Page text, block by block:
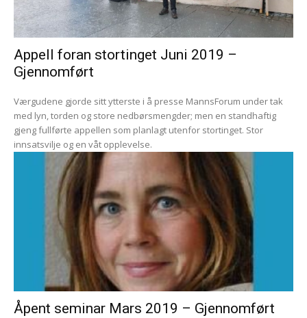
Appell foran stortinget Juni 2019 –
Gjennomført
Værgudene gjorde sitt ytterste i å presse MannsForum under tak
med lyn, torden og store nedbørsmengder; men en standhaftig
gjeng fullførte appellen som planlagt utenfor stortinget. Stor
innsatsvilje og en våt opplevelse.
Åpent seminar Mars 2019 – Gjennomført